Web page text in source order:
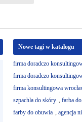
Nowe tagi w katalogu
firma doradczo
firma doradczo
firma konsultingowa
szpachla do skóry , farba
farby do obuwia , agencja